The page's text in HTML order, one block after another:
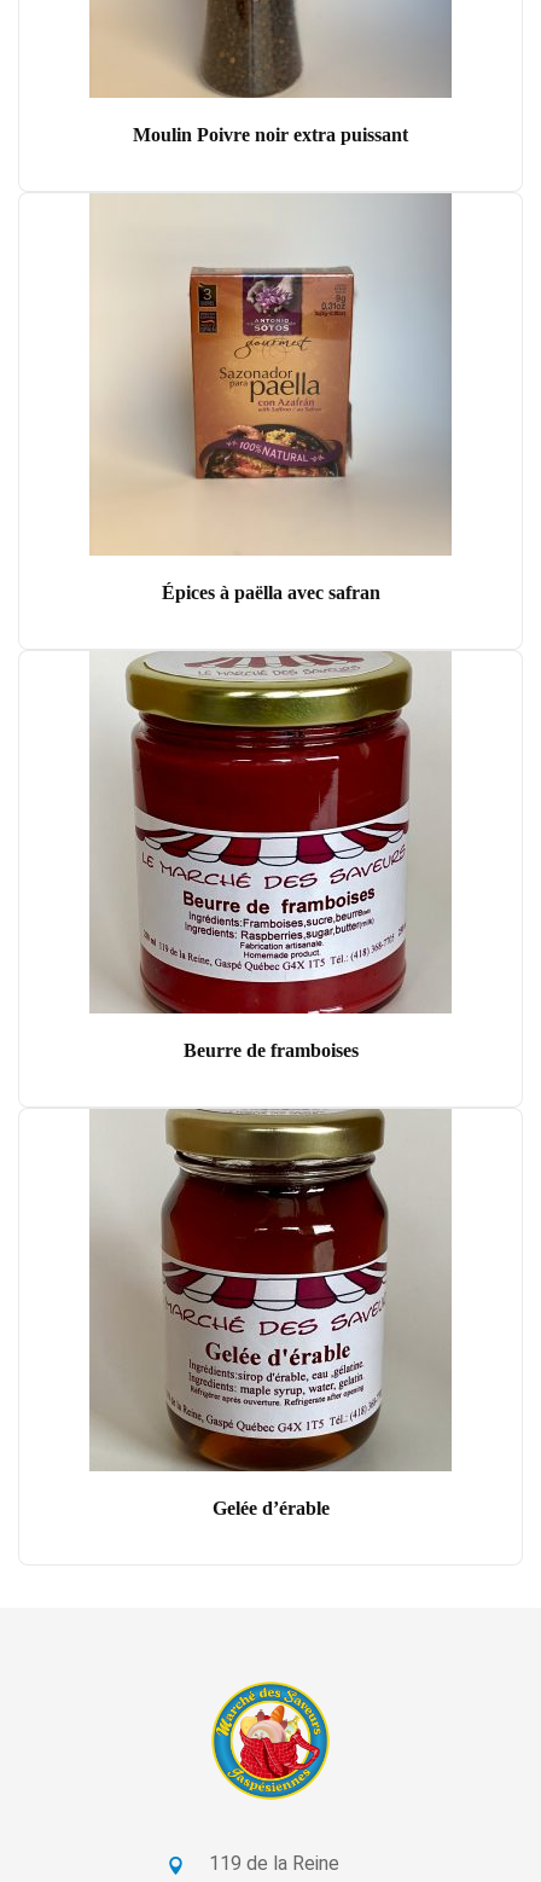
Moulin Poivre noir extra puissant
Épices à paëlla avec safran
Beurre de framboises
Gelée d’érable
119 de la Reine